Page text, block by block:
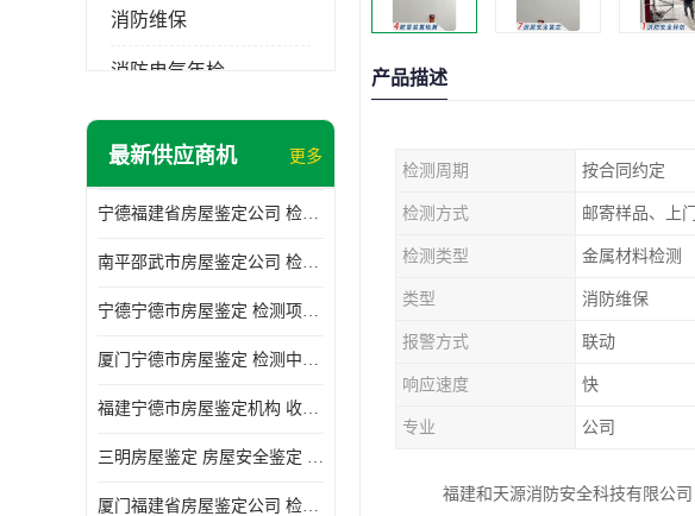
消防维保
消防电气年检
消防工程施工
最新供应商机 更多
宁德福建省房屋鉴定公司 检测项目广 可及时反馈数据结果
南平邵武市房屋鉴定公司 检测准确率高 加强房屋的日常与管理
宁德宁德市房屋鉴定 检测项目广 可及时反馈数据结果
厦门宁德市房屋鉴定 检测中心 收费合理规范 项目全 周期短
福建宁德市房屋鉴定机构 收费合理规范 加强房屋的日常与管理
三明房屋鉴定 房屋安全鉴定 检测方便 快捷 经验较为丰富
厦门福建省房屋鉴定公司 检测流程规范 加强房屋的日常与管理
产品描述
检测周期 按合同约定
检测方式 邮寄样品、上
检测类型 金属材料检测
类型 消防维保
报警方式 联动
响应速度 快
专业 公司
福建和天源消防安全科技有限公